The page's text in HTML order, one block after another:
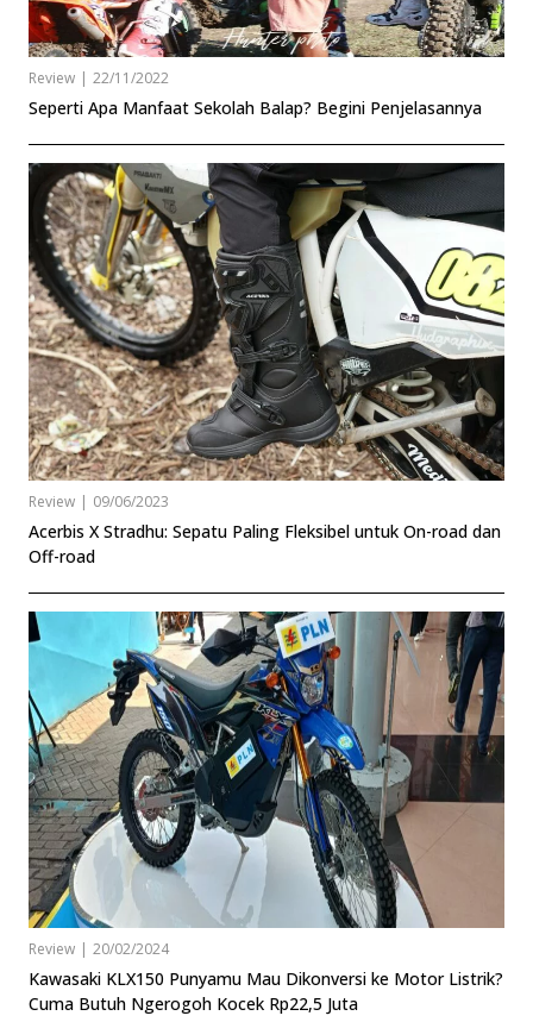
Review | 22/11/2022
Seperti Apa Manfaat Sekolah Balap? Begini Penjelasannya
Review | 09/06/2023
Acerbis X Stradhu: Sepatu Paling Fleksibel untuk On-road dan
Off-road
Review | 20/02/2024
Kawasaki KLX150 Punyamu Mau Dikonversi ke Motor Listrik?
Cuma Butuh Ngerogoh Kocek Rp22,5 Juta